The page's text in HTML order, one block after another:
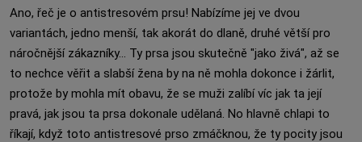
Ano, řeč je o antistresovém prsu! Nabízíme jej ve dvou
variantách, jedno menší, tak akorát do dlaně, druhé větší pro
náročnější zákazníky... Ty prsa jsou skutečně "jako živá", až se
to nechce věřit a slabší žena by na ně mohla dokonce i žárlit,
protože by mohla mít obavu, že se muži zalíbí víc jak ta její
pravá, jak jsou ta prsa dokonale udělaná. No hlavně chlapi to
říkají, když toto antistresové prso zmáčknou, že ty pocity jsou